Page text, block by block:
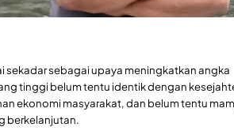
sebagai upaya meningkatkan angka
tinggi belum tentu identik dengan
ekonomi masyarakat, dan belum tentu
berkelanjutan.